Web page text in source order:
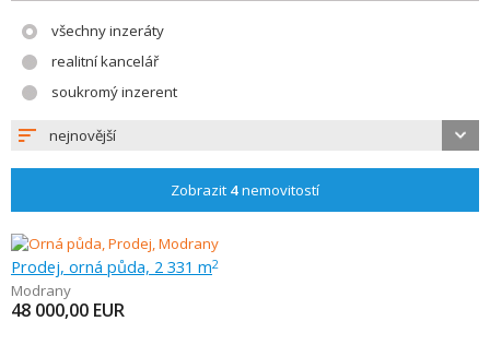
všechny inzeráty
realitní kancelář
soukromý inzerent
nejnovější
Zobrazit 4nemovitostí
Prodej, orná půda, 2 331 m2
Modrany
48 000,00 EUR